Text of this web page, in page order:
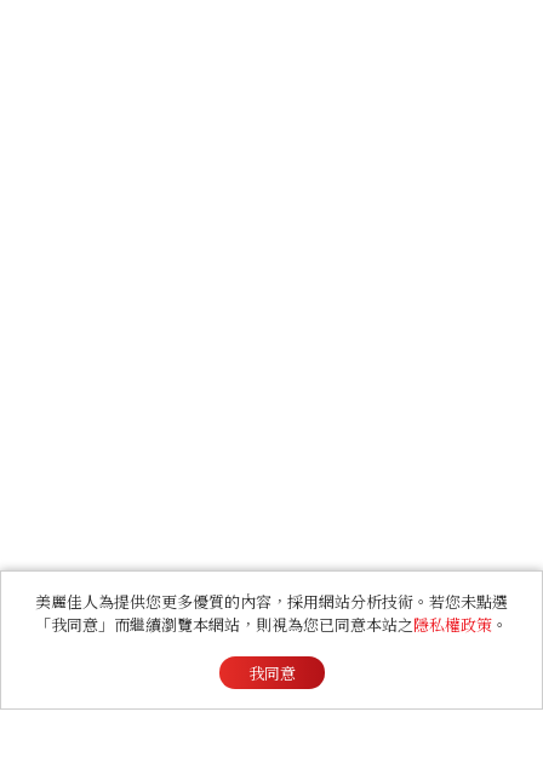
美麗佳人為提供您更多優質的內容，採用網站分析技術。若您未點選
「我同意」而繼續瀏覽本網站，則視為您已同意本站之隱私權政策 。
我同意